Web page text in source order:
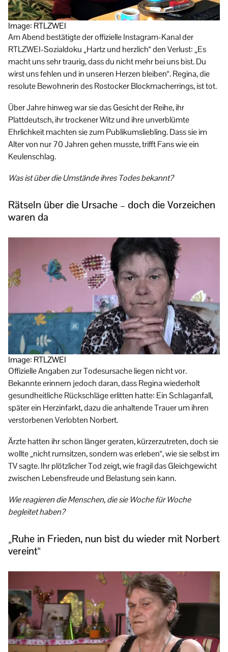
Image: RTLZWEI
Am Abend bestätigte der offizielle Instagram-Kanal der
RTLZWEI-Sozialdoku „Hartz und herzlich“ den Verlust: „Es
macht uns sehr traurig, dass du nicht mehr bei uns bist. Du
wirst uns fehlen und in unseren Herzen bleiben“. Regina, die
resolute Bewohnerin des Rostocker Blockmacherrings, ist tot.
Über Jahre hinweg war sie das Gesicht der Reihe, ihr
Plattdeutsch, ihr trockener Witz und ihre unverblümte
Ehrlichkeit machten sie zum Publikumsliebling. Dass sie im
Alter von nur 70 Jahren gehen musste, trifft Fans wie ein
Keulenschlag.
Was ist über die Umstände ihres Todes bekannt?
Rätseln über die Ursache – doch die Vorzeichen
waren da
Image: RTLZWEI
Offizielle Angaben zur Todesursache liegen nicht vor.
Bekannte erinnern jedoch daran, dass Regina wiederholt
gesundheitliche Rückschläge erlitten hatte: Ein Schlaganfall,
später ein Herzinfarkt, dazu die anhaltende Trauer um ihren
verstorbenen Verlobten Norbert.
Ärzte hatten ihr schon länger geraten, kürzerzutreten, doch sie
wollte „nicht rumsitzen, sondern was erleben“, wie sie selbst im
TV sagte. Ihr plötzlicher Tod zeigt, wie fragil das Gleichgewicht
zwischen Lebensfreude und Belastung sein kann.
Wie reagieren die Menschen, die sie Woche für Woche
begleitet haben?
„Ruhe in Frieden, nun bist du wieder mit Norbert
vereint“